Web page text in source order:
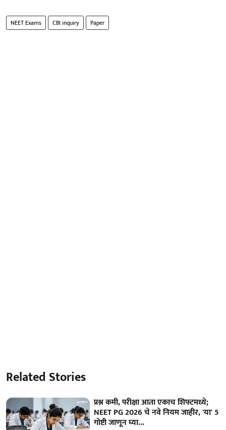
NEET Exams CBI inquiry Paper
Related Stories
प्रश्न कमी, परीक्षा आता एकाच शिफ्टमध्ये;
NEET PG 2026 चे नवे नियम जाहीर, 'या' 5
गोष्टी जाणून घ्या...